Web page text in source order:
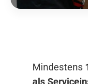
Mindestens
als